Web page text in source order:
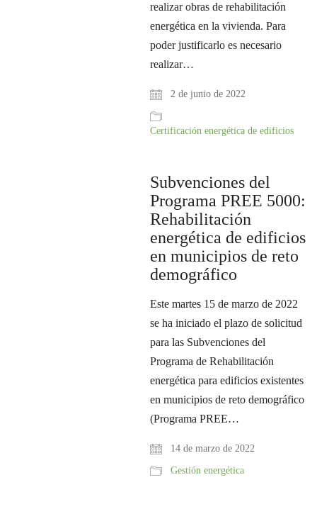
realizar obras de rehabilitación
energética en la vivienda. Para
poder justificarlo es necesario
realizar…
2 de junio de 2022
Certificación energética de edificios
Subvenciones del
Programa PREE 5000:
Rehabilitación
energética de edificios
en municipios de reto
demográfico
Este martes 15 de marzo de 2022
se ha iniciado el plazo de solicitud
para las Subvenciones del
Programa de Rehabilitación
energética para edificios existentes
en municipios de reto demográfico
(Programa PREE…
14 de marzo de 2022
Gestión energética